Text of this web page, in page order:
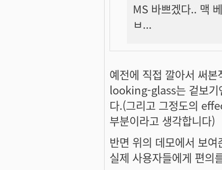
MS 바쁘겠다.. 맥
ㅂ...
예전에 직접 깔아서 써
looking-glass는 겉보기
다.(그리고 그정도의
부분이라고 생각합니다)
반면 위의 데모에서 보
실제 사용자들에게 편의